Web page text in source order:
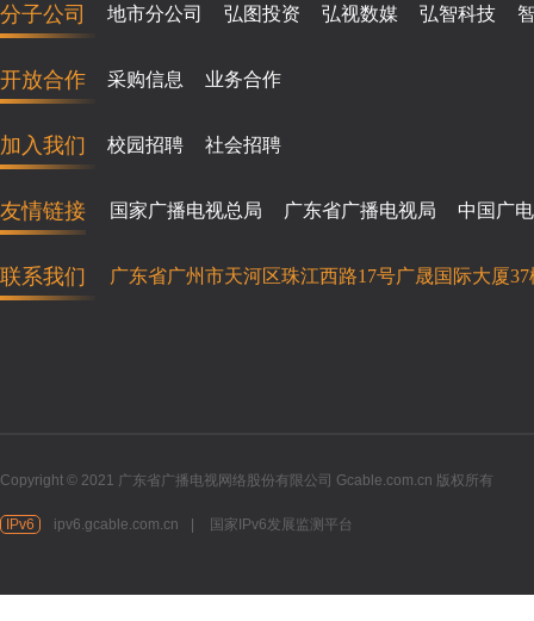
分子公司 地市分公司 弘图投资 弘视数媒 弘智科技
开放合作 采购信息 业务合作
加入我们 校园招聘 社会招聘
友情链接 国家广播电视总局 广东省广播电视局 中国广电
联系我们 广东省广州市天河区珠江西路17号广晟国际大厦37
Copyright © 2021 广东省广播电视网络股份有限公司 Gcable.com.cn 版权所有
IPv6 ipv6.gcable.com.cn 国家IPv6发展监测平台